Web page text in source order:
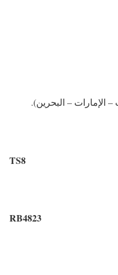
الإمارات – البحرين).
TS8
RB4823